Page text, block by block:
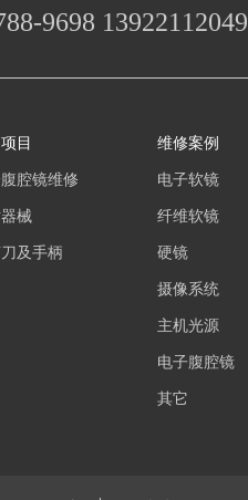
9698 13922112049
目
腔镜维修
械
及手柄
维修案例
电子软镜
纤维软镜
硬镜
摄像系统
主机光源
电子腹腔镜
其它